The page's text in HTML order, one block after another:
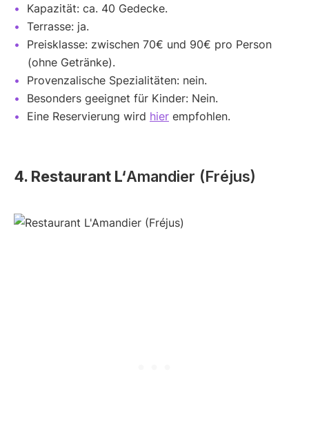
Kapazität: ca. 40 Gedecke.
Terrasse: ja.
Preisklasse: zwischen 70€ und 90€ pro Person
(ohne Getränke).
Provenzalische Spezialitäten: nein.
Besonders geeignet für Kinder: Nein.
Eine Reservierung wird hier empfohlen.
4. Restaurant L‘Amandier (Fréjus)